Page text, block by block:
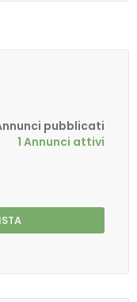
pubblicati
1 Annunci attivi